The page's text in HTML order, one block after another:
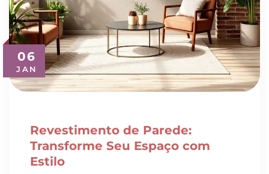
06
JAN
Revestimento de Parede:
Transforme Seu Espaço com
Estilo